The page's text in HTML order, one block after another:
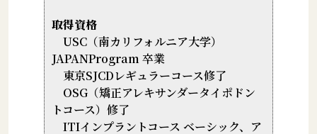
取得資格
USC（南カリフォルニア大学）
JAPANProgram 卒業
東京SJCDレギュラーコース修了
OSG（矯正アレキサンダータイポドン
トコース）修了
ITIインプラントコース ベーシック、ア